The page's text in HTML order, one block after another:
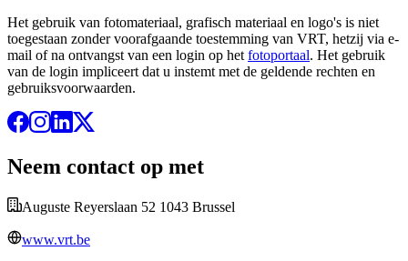
Het gebruik van fotomateriaal, grafisch materiaal en logo's is niet
toegestaan zonder voorafgaande toestemming van VRT, hetzij via e-
mail of na ontvangst van een login op het fotoportaal. Het gebruik
van de login impliceert dat u instemt met de geldende rechten en
gebruiksvoorwaarden.
Neem contact op met
Auguste Reyerslaan 52 1043 Brussel
www.vrt.be